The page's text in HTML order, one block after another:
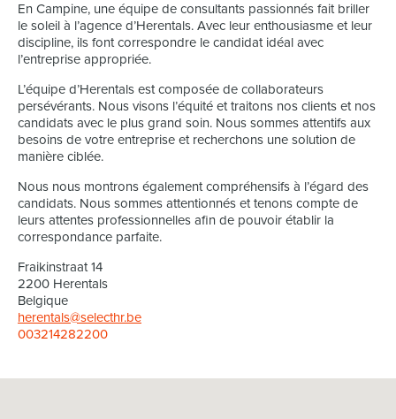
En Campine, une équipe de consultants passionnés fait briller
le soleil à l’agence d’Herentals. Avec leur enthousiasme et leur
discipline, ils font correspondre le candidat idéal avec
l’entreprise appropriée.
L’équipe d’Herentals est composée de collaborateurs
persévérants. Nous visons l’équité et traitons nos clients et nos
candidats avec le plus grand soin. Nous sommes attentifs aux
besoins de votre entreprise et recherchons une solution de
manière ciblée.
Nous nous montrons également compréhensifs à l’égard des
candidats. Nous sommes attentionnés et tenons compte de
leurs attentes professionnelles afin de pouvoir établir la
correspondance parfaite.
Fraikinstraat 14
2200 Herentals
Belgique
herentals@selecthr.be
003214282200